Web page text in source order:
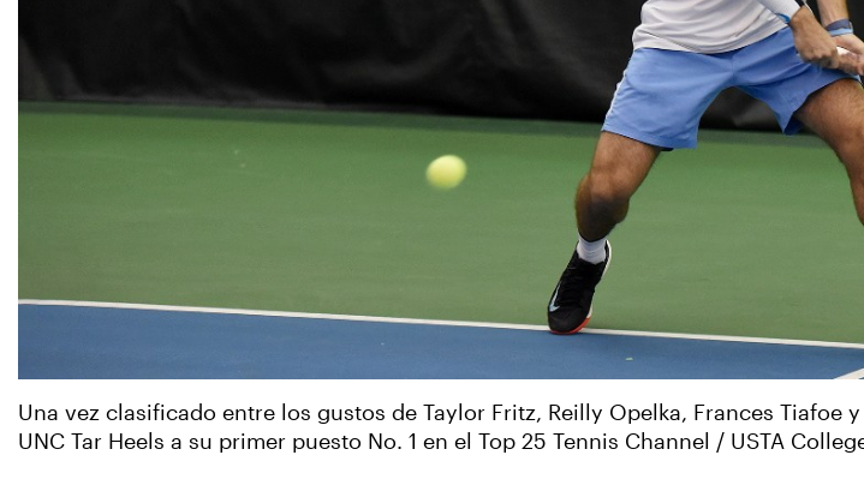
Una vez clasificado entre los gustos de Taylor Fritz, Reilly Opelka, Frances Tiafoe
UNC Tar Heels a su primer puesto No. 1 en el Top 25 Tennis Channel / USTA